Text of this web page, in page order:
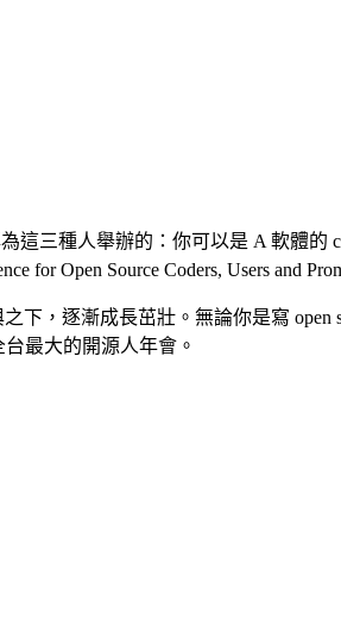
這三種人舉辦的：你可以是 A 軟體
for Open Source Coders, Users and
，逐漸成長茁壯。無論你是寫 open
最大的開源人年會。